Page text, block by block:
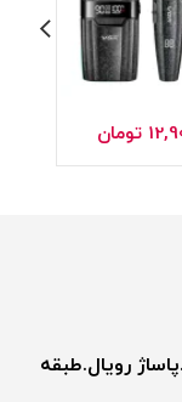
تومان
رویال.طبقه